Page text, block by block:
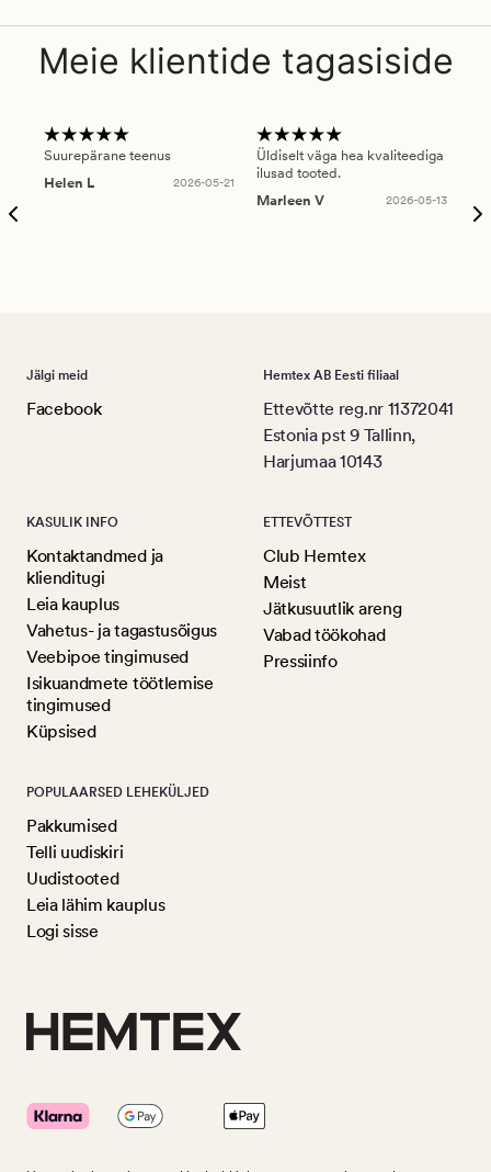
Meie klientide tagasiside
Suurepärane teenus
Helen L
2026-05-21
Üldiselt väga hea kvaliteediga
ilusad tooted.
Marleen V
2026-05-13
Jälgi meid
Facebook
Hemtex AB Eesti filiaal
Ettevõtte reg.nr 11372041
Estonia pst 9 Tallinn,
Harjumaa 10143
KASULIK INFO
Kontaktandmed ja
klienditugi
Leia kauplus
Vahetus- ja tagastusõigus
Veebipoe tingimused
Isikuandmete töötlemise
tingimused
Küpsised
ETTEVÕTTEST
Club Hemtex
Meist
Jätkusuutlik areng
Vabad töökohad
Pressiinfo
POPULAARSED LEHEKÜLJED
Pakkumised
Telli uudiskiri
Uudistooted
Leia lähim kauplus
Logi sisse